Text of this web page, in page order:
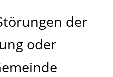
der
oder